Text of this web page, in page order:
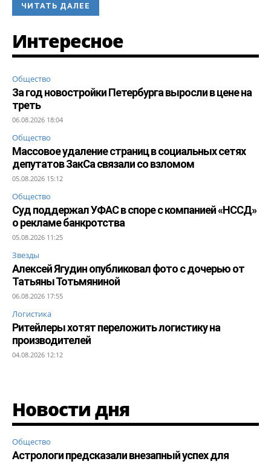
ЧИТАТЬ ДАЛЕЕ
Интересное
Общество
За год новостройки Петербурга выросли в цене на
треть
06.08.2026 18:04
Общество
Массовое удаление страниц в социальных сетях
депутатов ЗакСа связали со взломом
05.08.2026 15:12
Общество
Суд поддержал УФАС в споре с компанией «НССД»
о рекламе банкротства
05.08.2026 11:25
Звезды
Алексей Ягудин опубликовал фото с дочерью от
Татьяны Тотьмяниной
06.08.2026 17:55
Логистика
Ритейлеры хотят переложить логистику на
производителей
04.08.2026 12:12
Новости дня
Общество
Астрологи предсказали внезапный успех для